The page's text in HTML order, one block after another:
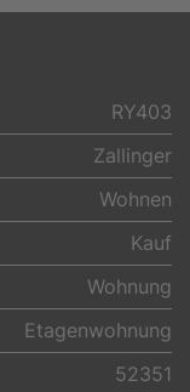
RY403
Zallinger
Wohnen
Kauf
Wohnung
Etagenwohnung
52351